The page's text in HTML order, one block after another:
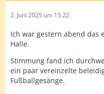
2. Juni 2025 um 15:22
Ich war gestern abend das
Halle.
Stimmung fand ich
ein paar vereinzelte
Fußballgesänge.